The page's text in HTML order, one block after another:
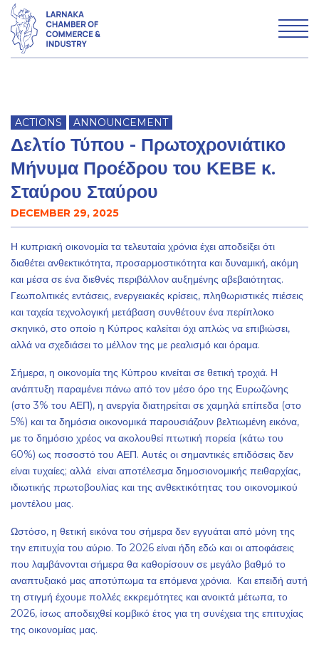
WHAT WE DO
MEMBERSHIP
Advertise with LCCI
Why Larnaka
News & Articles
Contact us
ACTIONS ANNOUNCEMENT
Δελτίο Τύπου - Πρωτοχρονιάτικο
Μήνυμα Προέδρου του ΚΕΒΕ κ.
Σταύρου Σταύρου
DECEMBER 29, 2025
Η κυπριακή οικονομία τα τελευταία χρόνια έχει αποδείξει ότι
διαθέτει ανθεκτικότητα, προσαρμοστικότητα και δυναμική, ακόμη
και μέσα σε ένα διεθνές περιβάλλον αυξημένης αβεβαιότητας.
Γεωπολιτικές εντάσεις, ενεργειακές κρίσεις, πληθωριστικές πιέσεις
και ταχεία τεχνολογική μετάβαση συνθέτουν ένα περίπλοκο
σκηνικό, στο οποίο η Κύπρος καλείται όχι απλώς να επιβιώσει,
αλλά να σχεδιάσει το μέλλον της με ρεαλισμό και όραμα.
Σήμερα, η οικονομία της Κύπρου κινείται σε θετική τροχιά. Η
ανάπτυξη παραμένει πάνω από τον μέσο όρο της Ευρωζώνης
(στο 3% του ΑΕΠ), η ανεργία διατηρείται σε χαμηλά επίπεδα (στο
5%) και τα δημόσια οικονομικά παρουσιάζουν βελτιωμένη εικόνα,
με το δημόσιο χρέος να ακολουθεί πτωτική πορεία (κάτω του
60%) ως ποσοστό του ΑΕΠ. Αυτές οι σημαντικές επιδόσεις δεν
είναι τυχαίες; αλλά είναι αποτέλεσμα δημοσιονομικής πειθαρχίας,
ιδιωτικής πρωτοβουλίας και της ανθεκτικότητας του οικονομικού
μοντέλου μας.
Ωστόσο, η θετική εικόνα του σήμερα δεν εγγυάται από μόνη της
την επιτυχία του αύριο. Το 2026 είναι ήδη εδώ και οι αποφάσεις
που λαμβάνονται σήμερα θα καθορίσουν σε μεγάλο βαθμό το
αναπτυξιακό μας αποτύπωμα τα επόμενα χρόνια. Και επειδή αυτή
τη στιγμή έχουμε πολλές εκκρεμότητες και ανοικτά μέτωπα, το
2026, ίσως αποδειχθεί κομβικό έτος για τη συνέχεια της επιτυχίας
της οικονομίας μας.